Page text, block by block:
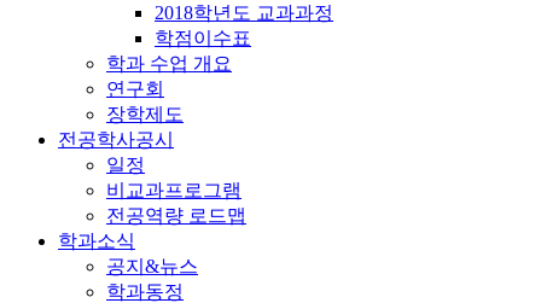
2018학년도 교과과정
학점이수표
학과 수업 개요
연구회
장학제도
전공학사공시
일정
비교과프로그램
전공역량 로드맵
학과소식
공지&뉴스
학과동정